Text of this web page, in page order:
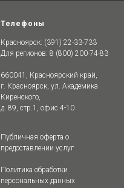
Телефоны
Красноярск: (391) 22-33-733
Для регионов: 8 (800) 200-74-83
660041, Красноярский край,
г. Красноярск, ул. Академика
Киренского,
д. 89, стр.1, офис 4-10
Публичная оферта о
предоставлении услуг
Политика обработки
персональных данных